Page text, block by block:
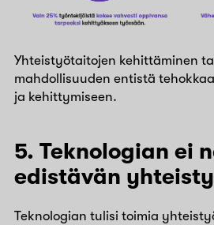
Yhteistyötaitojen kehittäminen
mahdollisuuden entistä
ja kehittymiseen.
5. Teknologian ei
edistävän
Teknologian tulisi toimia